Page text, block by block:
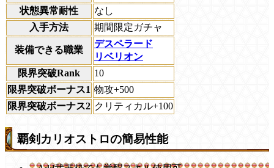
状態異常耐性
なし
入手方法
期間限定ガチャ
装備できる職業
デスペラード
リベリオン
限界突破Rank
10
限界突破ボーナス1 物攻+500
限界突破ボーナス2 クリティカル+100
覇剣カリオストロの簡易性能